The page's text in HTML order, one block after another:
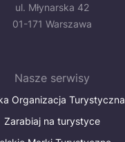
ul. Młynarska 42
01-171 Warszawa
Nasze serwisy
Organizacja Turystyczna
Zarabiaj na turystyce